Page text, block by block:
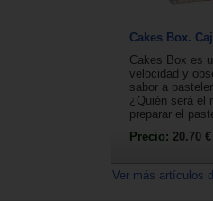
Cakes Box.
Cakes Box es
velocidad y
sabor a
¿Quién será el
preparar el
Precio: 20.70 €
Ver más artículos